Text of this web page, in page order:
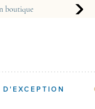
boutique
D'EXCEPTION